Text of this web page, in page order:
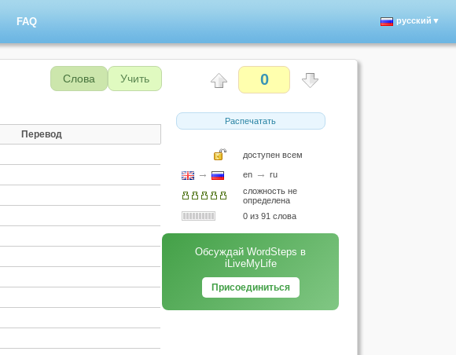
FAQ русский▼
Слова Учить
Перевод
0
Распечатать
доступен всем
→ en → ru
сложность не
определена
0 из 91 слова
Обсуждай WordSteps в
iLiveMyLife
Присоединиться